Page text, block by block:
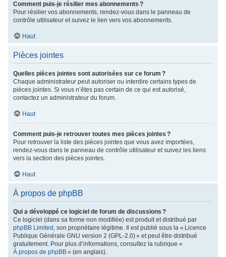
Comment puis-je résilier mes abonnements ?
Pour résilier vos abonnements, rendez-vous dans le panneau de
contrôle utilisateur et suivez le lien vers vos abonnements.
Haut
Pièces jointes
Quelles pièces jointes sont autorisées sur ce forum ?
Chaque administrateur peut autoriser ou interdire certains types de
pièces jointes. Si vous n’êtes pas certain de ce qui est autorisé,
contactez un administrateur du forum.
Haut
Comment puis-je retrouver toutes mes pièces jointes ?
Pour retrouver la liste des pièces jointes que vous avez importées,
rendez-vous dans le panneau de contrôle utilisateur et suivez les liens
vers la section des pièces jointes.
Haut
À propos de phpBB
Qui a développé ce logiciel de forum de discussions ?
Ce logiciel (dans sa forme non modifiée) est produit et distribué par
phpBB Limited , son propriétaire légitime. Il est publié sous la « Licence
Publique Générale GNU version 2 (GPL-2.0) » et peut être distribué
gratuitement. Pour plus d’informations, consultez la rubrique «
À propos de phpBB» (en anglais).